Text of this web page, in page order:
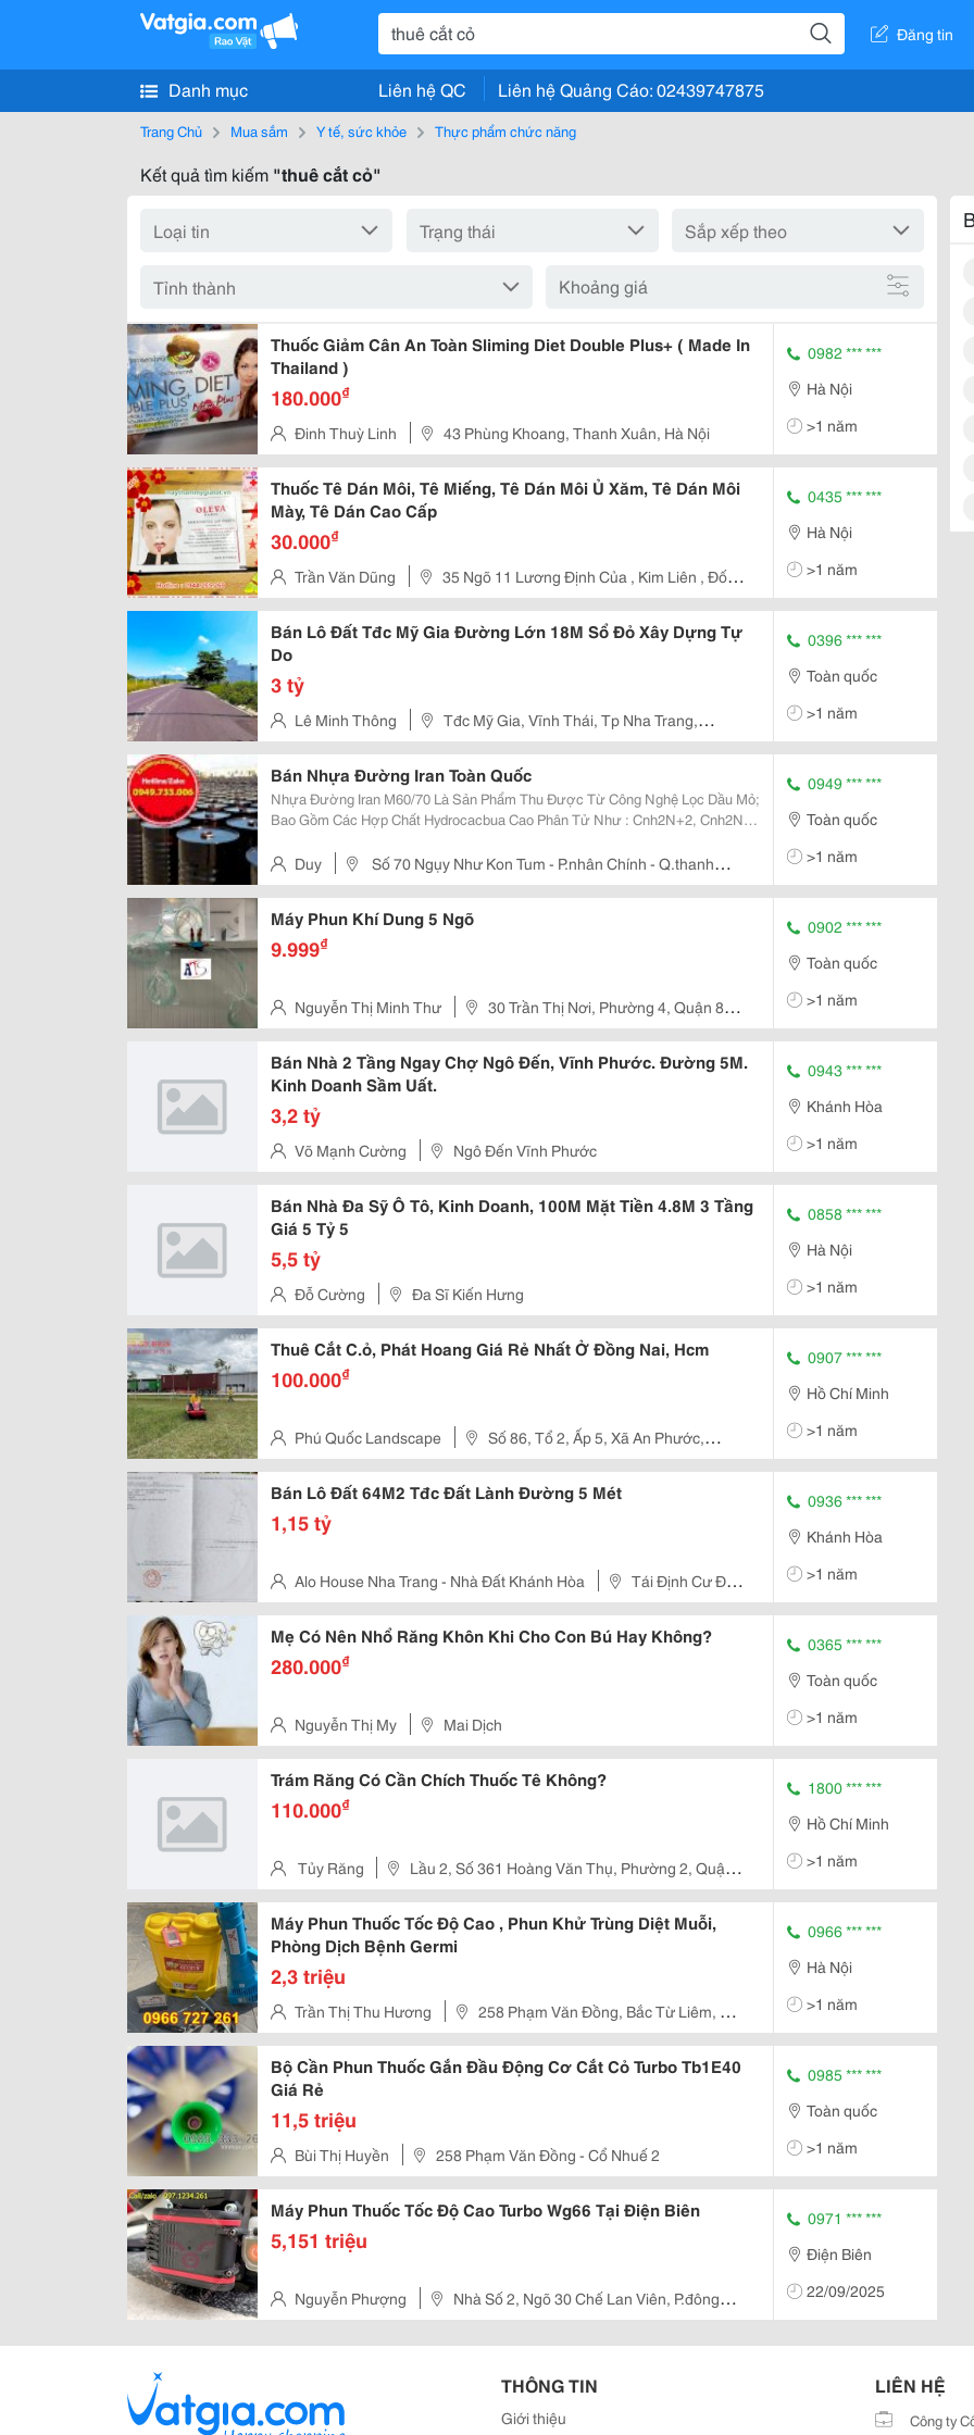
Đăng tin
Danh mục Liên hệ QC Liên hệ Quảng Cáo: 02439747875
Trang Chủ Mua sắm Y tế, sức khỏe Thực phẩm chức năng
Kết quả tìm kiếm "thuê cắt cỏ"
Khoảng giá
Thuốc Giảm Cân An Toàn Sliming Diet Double Plus+ ( Made In
Thailand )
180.000₫
Đinh Thuỳ Linh 43 Phùng Khoang, Thanh Xuân, Hà Nội
0982 *** ***
Hà Nội
>1 năm
Thuốc Tê Dán Môi, Tê Miếng, Tê Dán Môi Ủ Xăm, Tê Dán Môi
Mày, Tê Dán Cao Cấp
30.000₫
Trần Văn Dũng
35 Ngõ 11 Lương Định Của , Kim Liên , Đống
Đa , Hà Nội
0435 *** ***
Hà Nội
>1 năm
Bán Lô Đất Tđc Mỹ Gia Đường Lớn 18M Sổ Đỏ Xây Dựng Tự
Do
3 tỷ
Lê Minh Thông
Tđc Mỹ Gia, Vĩnh Thái, Tp Nha Trang,
Khánh Hòa
0396 *** ***
Toàn quốc
>1 năm
Bán Nhựa Đường Iran Toàn Quốc
Nhựa Đường Iran M60/70 Là Sản Phẩm Thu Được Từ Công Nghệ Lọc Dầu Mỏ;
Bao Gồm Các Hợp Chất Hydrocacbua Cao Phân Tử Như : Cnh2N+2, Cnh2N,
Nitơ Và Lưu Huỳnh. Xuất Sứ : Nhập Khẩu...
Duy
Số 70 Ngụy Như Kon Tum - P.nhân Chính - Q.thanh
Xuân - Hà Nội.
0949 *** ***
Toàn quốc
>1 năm
Máy Phun Khí Dung 5 Ngõ
9.999₫
Nguyễn Thị Minh Thư
30 Trần Thị Nơi, Phường 4, Quận 8,
Hồ Chí Minh, Việt Nam
0902 *** ***
Toàn quốc
>1 năm
Bán Nhà 2 Tầng Ngay Chợ Ngô Đến, Vĩnh Phước. Đường 5M.
Kinh Doanh Sầm Uất.
3,2 tỷ
Võ Mạnh Cường Ngô Đến Vĩnh Phước
0943 *** ***
Khánh Hòa
>1 năm
Bán Nhà Đa Sỹ Ô Tô, Kinh Doanh, 100M Mặt Tiền 4.8M 3 Tầng
Giá 5 Tỷ 5
5,5 tỷ
Đỗ Cường Đa Sĩ Kiến Hưng
0858 *** ***
Hà Nội
>1 năm
Thuê Cắt C.ỏ, Phát Hoang Giá Rẻ Nhất Ở Đồng Nai, Hcm
100.000₫
Phú Quốc Landscape
Số 86, Tổ 2, Ấp 5, Xã An Phước,
Huyện Long Thành, Tỉnh Đồng Nai
0907 *** ***
Hồ Chí Minh
>1 năm
Bán Lô Đất 64M2 Tđc Đất Lành Đường 5 Mét
1,15 tỷ
Alo House Nha Trang - Nhà Đất Khánh Hòa
Tái Định Cư Đất
Lành Vĩnh Thái
0936 *** ***
Khánh Hòa
>1 năm
Mẹ Có Nên Nhổ Răng Khôn Khi Cho Con Bú Hay Không?
280.000₫
Nguyễn Thị My Mai Dịch
0365 *** ***
Toàn quốc
>1 năm
Trám Răng Có Cần Chích Thuốc Tê Không?
110.000₫
Tủy Răng
Lầu 2, Số 361 Hoàng Văn Thụ, Phường 2, Quận
Tân Bình, Thành Phố Hồ Chí Minh.
1800 *** ***
Hồ Chí Minh
>1 năm
Máy Phun Thuốc Tốc Độ Cao , Phun Khử Trùng Diệt Muỗi,
Phòng Dịch Bệnh Germi
2,3 triệu
Trần Thị Thu Hương
258 Phạm Văn Đồng, Bắc Từ Liêm, Hà
Nội
0966 *** ***
Hà Nội
>1 năm
Bộ Cần Phun Thuốc Gắn Đầu Động Cơ Cắt Cỏ Turbo Tb1E40
Giá Rẻ
11,5 triệu
Bùi Thị Huyền 258 Phạm Văn Đồng - Cổ Nhuế 2
0985 *** ***
Toàn quốc
>1 năm
Máy Phun Thuốc Tốc Độ Cao Turbo Wg66 Tại Điện Biên
5,151 triệu
Nguyễn Phượng
Nhà Số 2, Ngõ 30 Chế Lan Viên, P.đông
Ngạc, Hà Nội
0971 *** ***
Điện Biên
22/09/2025
THÔNG TIN
Giới thiệu
LIÊN HỆ
Công ty